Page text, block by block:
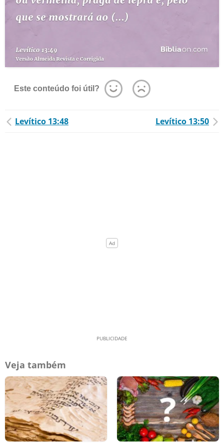
Este conteúdo foi útil?
Levítico 13:48 Levítico 13:50
Veja também